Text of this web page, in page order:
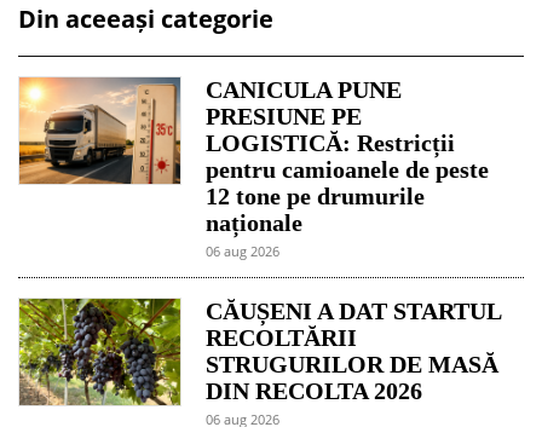
Din aceeași categorie
CANICULA PUNE
PRESIUNE PE
LOGISTICĂ: Restricții
pentru camioanele de peste
12 tone pe drumurile
naționale
06 aug 2026
CĂUȘENI A DAT STARTUL
RECOLTĂRII
STRUGURILOR DE MASĂ
DIN RECOLTA 2026
06 aug 2026